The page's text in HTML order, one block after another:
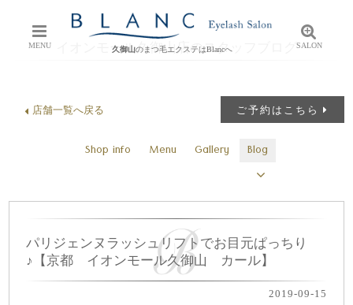
MENU 久御山のまつ毛エクステはBlancへ SALON
イオンモール久御山店のスタッフブログ
ご予約はこちら
店舗一覧へ戻る
Shop info Menu Gallery Blog
パリジェンヌラッシュリフトでお目元ぱっちり
♪【京都 イオンモール久御山 カール】
2019-09-15